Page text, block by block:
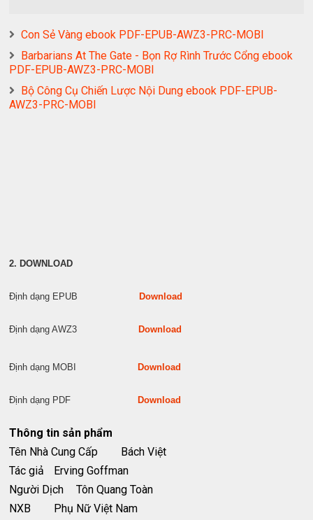
Con Sẻ Vàng ebook PDF-EPUB-AWZ3-PRC-MOBI
Barbarians At The Gate - Bọn Rợ Rình Trước Cổng ebook
PDF-EPUB-AWZ3-PRC-MOBI
Bộ Công Cụ Chiến Lược Nội Dung ebook PDF-EPUB-
AWZ3-PRC-MOBI
2. DOWNLOAD
Định dạng EPUB Download
Định dạng AWZ3 Download
Định dạng MOBI Download
Định dạng PDF Download
Thông tin sản phẩm
Tên Nhà Cung Cấp
Bách Việt
Tác giả
Erving Goffman
Người Dịch
Tôn Quang Toàn
NXB
Phụ Nữ Việt Nam